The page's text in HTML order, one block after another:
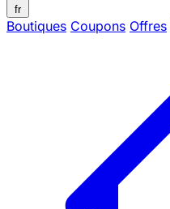
fr
Boutiques Coupons Offres